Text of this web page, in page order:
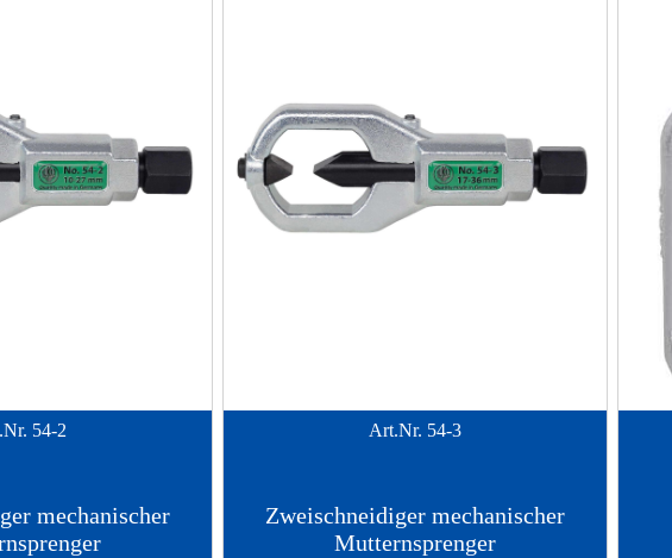
54-2
mechanischer
Art.Nr. 54-3
Zweischneidiger mechanischer
Mutternsprenger